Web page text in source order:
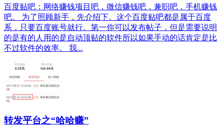
百度贴吧：网络赚钱项目吧，微信赚钱吧，兼职吧，手机赚钱
吧。 为了照顾新手，先介绍下。这个百度贴吧都是属于百度
系，只要百度账号就行。第一你可以发布帖子，但是需要说明
的是有的人用的是自动顶贴的软件所以如果手动的话肯定是比
不过软件的效率。 我...
转发平台之“哈哈赚”